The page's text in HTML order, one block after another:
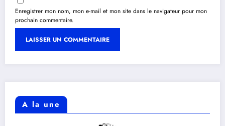
Enregistrer mon nom, mon e-mail et mon site dans le navigateur pour mon
prochain commentaire.
A la une